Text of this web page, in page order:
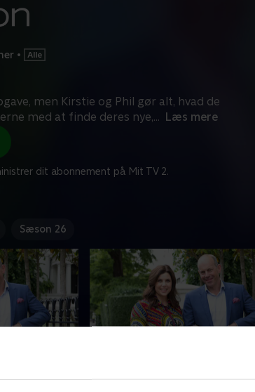
•
men Kirstie og Phil gør alt, hvad de
med at finde deres nye,... Læs mere
dit abonnement på Mit TV 2.
Sæson 26